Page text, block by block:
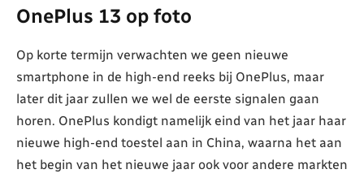
OnePlus 13 op foto
Op korte termijn verwachten we geen nieuwe
smartphone in de high-end reeks bij OnePlus, maar
later dit jaar zullen we wel de eerste signalen gaan
horen. OnePlus kondigt namelijk eind van het jaar haar
nieuwe high-end toestel aan in China, waarna het aan
het begin van het nieuwe jaar ook voor andere markten